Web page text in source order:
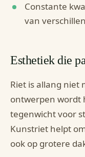
Constante
van
Esthetiek die
Riet is allang niet
ontwerpen wordt
tegenwicht voor
Kunstriet helpt
ook op grotere